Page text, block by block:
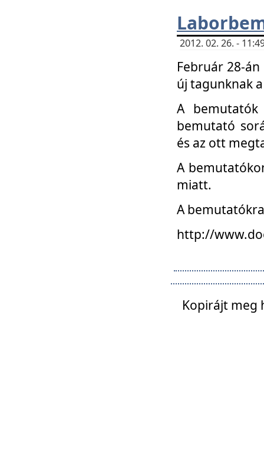
2012. 02. 26. -
Február 28-
új tagunknak
A
bemutató
és az ott
A
miatt.
A
http://
Kopirájt meg